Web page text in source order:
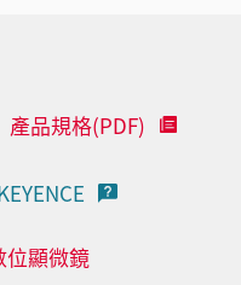
產品規格(PDF)
位顯微鏡